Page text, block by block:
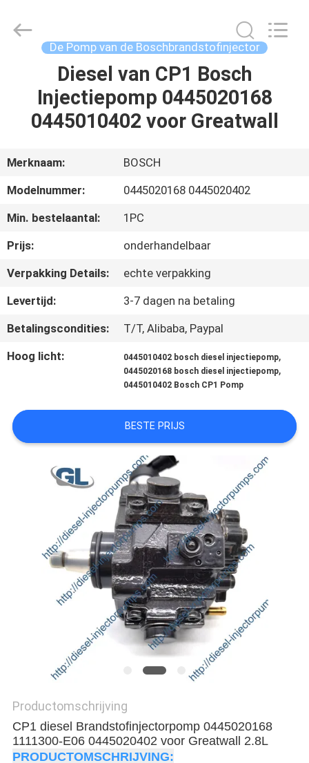
PRODUCTEN
VIDEO'S
ONS
FABRIEKSTOCHT
KWALITEITSCONTROLE
VRAAG
OFFERTE
SITEMAP
PRIVACYBELEID
Parts
De Pomp van de Boschbrandstofinjector
Diesel van CP1 Bosch
Injectiepomp 0445020168
0445010402 voor Greatwall
Merknaam:
BOSCH
Modelnummer:
0445020168 0445020402
Min. bestelaantal:
1PC
Prijs:
onderhandelbaar
Verpakking Details:
echte verpakking
Levertijd:
3-7 dagen na betaling
Betalingscondities:
T/T, Alibaba, Paypal
Hoog licht:
0445010402 bosch diesel injectiepomp,
0445020168 bosch diesel injectiepomp,
0445010402 Bosch CP1 Pomp
BESTE PRIJS
Productomschrijving
CP1 diesel Brandstofinjectorpomp 0445020168
1111300-E06 0445020402 voor Greatwall 2.8L
PRODUCTOMSCHRIJVING: